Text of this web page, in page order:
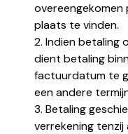
plaats te vinden.
2. Indien betaling
dient betaling
factuurdatum te
een andere
3. Betaling
verrekening tenzij